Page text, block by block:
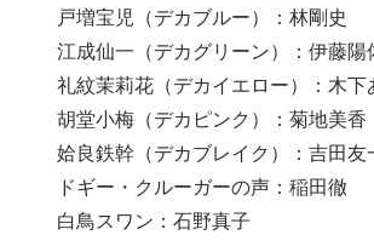
戸増宝児（デカブルー）：林剛史
江成仙一（デカグリーン）：伊藤陽
礼紋茉莉花（デカイエロー）：木下
胡堂小梅（デカピンク）：菊地美香
姶良鉄幹（デカブレイク）：吉田友
ドギー・クルーガーの声：稲田徹
白鳥スワン：石野真子